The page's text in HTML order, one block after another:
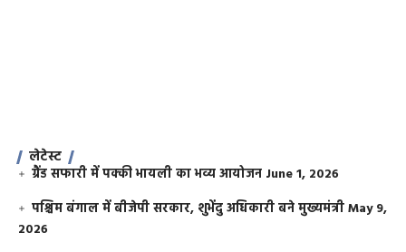
लेटेस्ट
ग्रैंड सफारी में पक्की भायली का भव्य आयोजन June 1, 2026
पश्चिम बंगाल में बीजेपी सरकार, शुभेंदु अधिकारी बने मुख्यमंत्रीMay 9,
2026